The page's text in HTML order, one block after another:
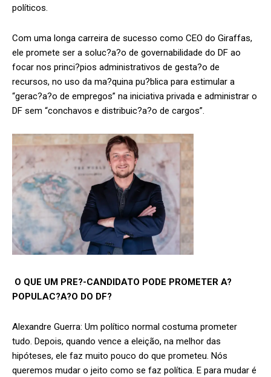
políticos.
Com uma longa carreira de sucesso como CEO do Giraffas,
ele promete ser a soluc?a?o de governabilidade do DF ao
focar nos princi?pios administrativos de gesta?o de
recursos, no uso da ma?quina pu?blica para estimular a
“gerac?a?o de empregos” na iniciativa privada e administrar o
DF sem “conchavos e distribuic?a?o de cargos”.
O QUE UM PRE?-CANDIDATO PODE PROMETER A?
POPULAC?A?O DO DF?
Alexandre Guerra: Um político normal costuma prometer
tudo. Depois, quando vence a eleição, na melhor das
hipóteses, ele faz muito pouco do que prometeu. Nós
queremos mudar o jeito como se faz política. E para mudar é